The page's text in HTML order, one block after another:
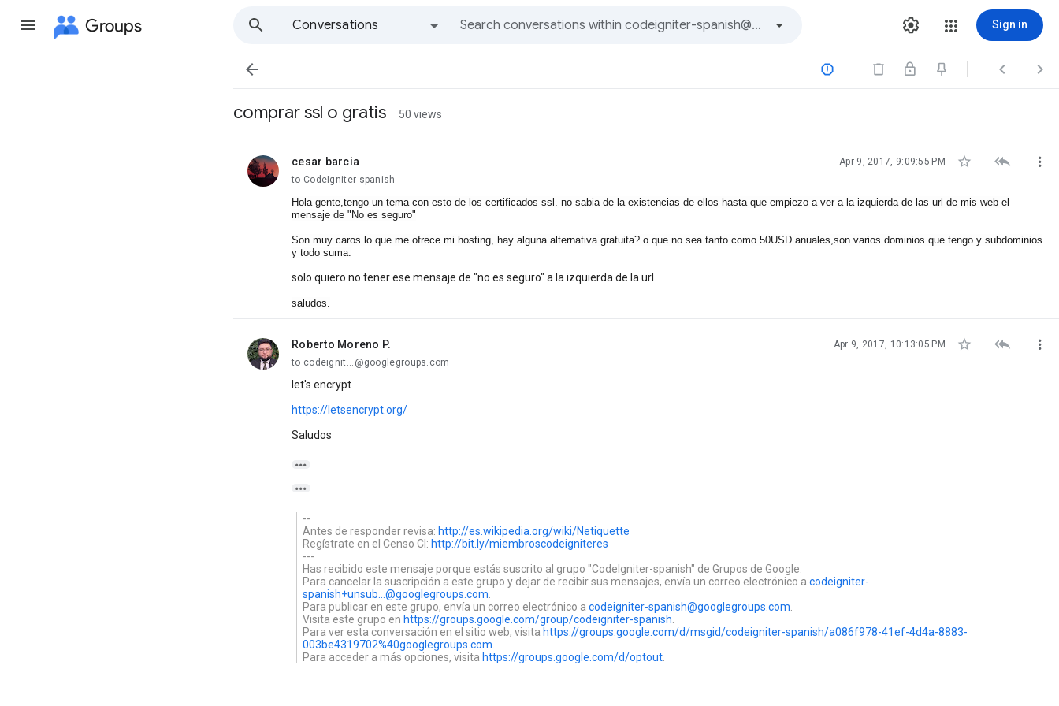
Groups
Conversations
Sign in
   
comprar ssl o gratis 50 views
cesar barcia
unread, Apr 9, 2017, 9:09:55 PM   
to CodeIgniter-spanish
Hola gente,tengo un tema con esto de los certificados ssl. no sabia de la existencias de ellos hasta que empiezo a ver a la izquierda de las url de mis web el
mensaje de "No es seguro"
Son muy caros lo que me ofrece mi hosting, hay alguna alternativa gratuita? o que no sea tanto como 50USD anuales,son varios dominios que tengo y subdominios
y todo suma.
solo quiero no tener ese mensaje de "no es seguro" a la izquierda de la url
saludos.
Roberto Moreno P.
unread, Apr 9, 2017, 10:13:05 PM   
to codeignit...@googlegroups.com
let's encrypt
https://letsencrypt.org/
Saludos


--
Antes de responder revisa: http://es.wikipedia.org/wiki/Netiquette
Regístrate en el Censo CI: http://bit.ly/miembroscodeigniteres
---
Has recibido este mensaje porque estás suscrito al grupo "CodeIgniter-spanish" de Grupos de Google.
Para cancelar la suscripción a este grupo y dejar de recibir sus mensajes, envía un correo electrónico acodeigniter-
spanish+unsub...@googlegroups.com
Para publicar en este grupo, envía un correo electrónico acodeigniter-spanish@googlegroups.com
Visita este grupo en https://groups.google.com/group/codeigniter-spanish
Para ver esta conversación en el sitio web, visita https://groups.google.com/d/msgid/codeigniter-spanish/a086f978-41ef-4d4a-8883-
003be4319702%40googlegroups.com
Para acceder a más opciones, visita https://groups.google.com/d/optout